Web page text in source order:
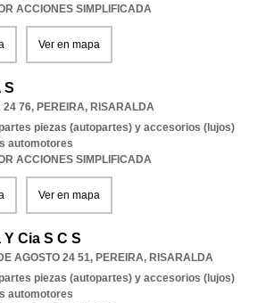
ACCIONES SIMPLIFICADA
Ver en mapa
S
24 76, PEREIRA, RISARALDA
piezas (autopartes) y accesorios (lujos)
automotores
ACCIONES SIMPLIFICADA
Ver en mapa
Y Cia S C S
AGOSTO 24 51, PEREIRA, RISARALDA
piezas (autopartes) y accesorios (lujos)
automotores